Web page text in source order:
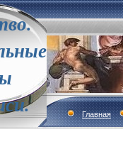
Главная